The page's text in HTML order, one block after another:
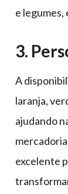
e
3.
A
laranja,
ajudando
excelente